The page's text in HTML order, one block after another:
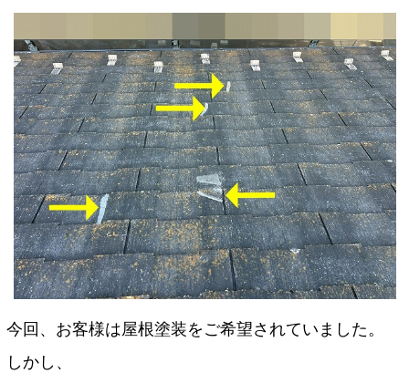
今回、お客様は屋根塗装をご希望されていました。
しかし、